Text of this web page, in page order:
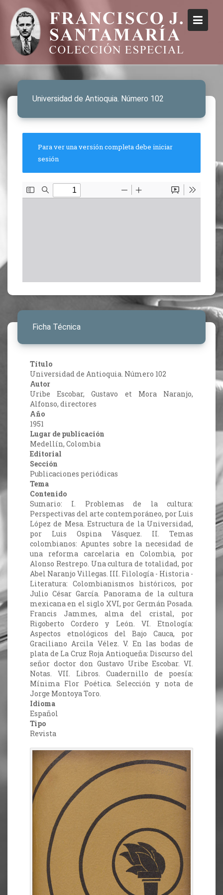
Universidad de Antioquia. Número 102
Para ver una versión completa debe iniciar
sesión
Ficha Técnica
Título
Universidad de Antioquia. Número 102
Autor
Uribe Escobar, Gustavo et Mora Naranjo,
Alfonso, directores
Año
1951
Lugar de publicación
Medellín, Colombia
Editorial
Sección
Publicaciones periódicas
Tema
Contenido
Sumario: I. Problemas de la cultura:
Perspectivas del arte contemporáneo, por Luis
López de Mesa. Estructura de la Universidad,
por Luis Ospina Vásquez. II. Temas
colombianos: Apuntes sobre la necesidad de
una reforma carcelaria en Colombia, por
Alonso Restrepo. Una cultura de totalidad, por
Abel Naranjo Villegas. III. Filología - Historia -
Literatura: Colombianismos históricos, por
Julio César García. Panorama de la cultura
mexicana en el siglo XVI, por Germán Posada.
Francis Jammes, alma del cristal, por
Rigoberto Cordero y León. VI. Etnología:
Aspectos etnológicos del Bajo Cauca, por
Graciliano Arcila Vélez. V. En las bodas de
plata de La Cruz Roja Antioqueña: Discurso del
señor doctor don Gustavo Uribe Escobar. VI.
Notas. VII. Libros. Cuadernillo de poesía:
Mínima Flor Poética. Selección y nota de
Jorge Montoya Toro.
Idioma
Español
Tipo
Revista